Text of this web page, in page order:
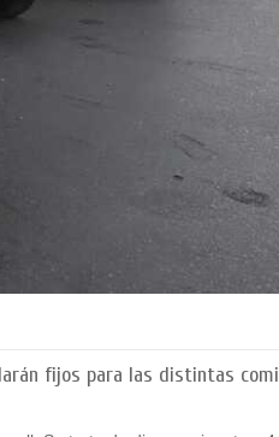
fijos para las distintas